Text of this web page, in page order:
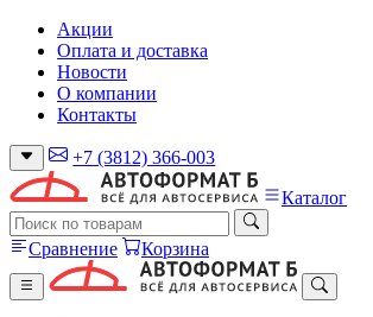
Акции
Оплата и доставка
Новости
О компании
Контакты
+7 (3812) 366-003
Каталог
Сравнение Корзина